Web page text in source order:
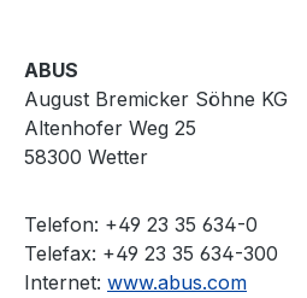
ABUS
August Bremicker Söhne KG
Altenhofer Weg 25
58300 Wetter
Telefon: +49 23 35 634-0
Telefax: +49 23 35 634-300
Internet: www.abus.com